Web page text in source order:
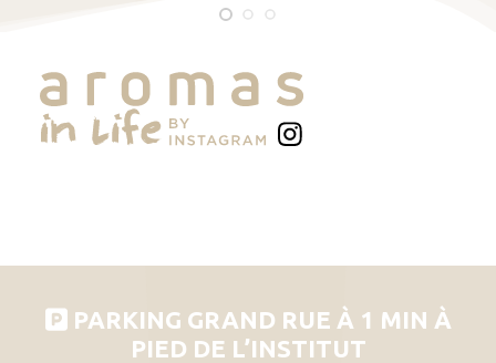
PARKING GRAND RUE À 1 MIN À
PIED DE L’INSTITUT